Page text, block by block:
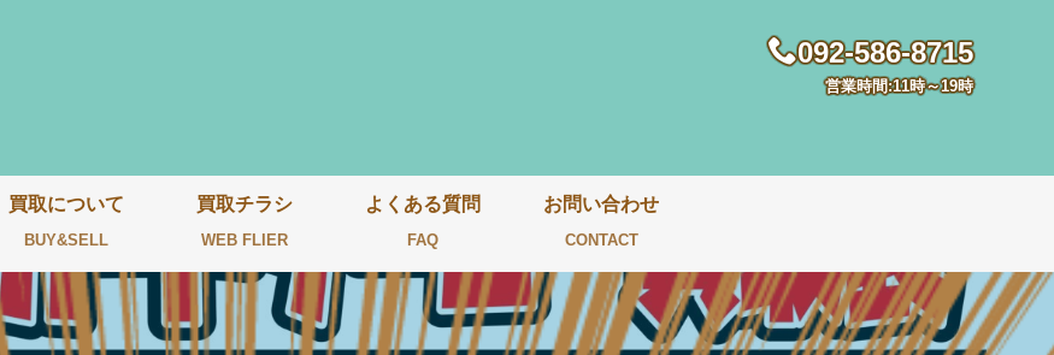
092-586-8715
営業時間:11時～19時
買取について
BUY&SELL
買取チラシ
WEB FLIER
よくある質問
FAQ
お問い合わせ
CONTACT